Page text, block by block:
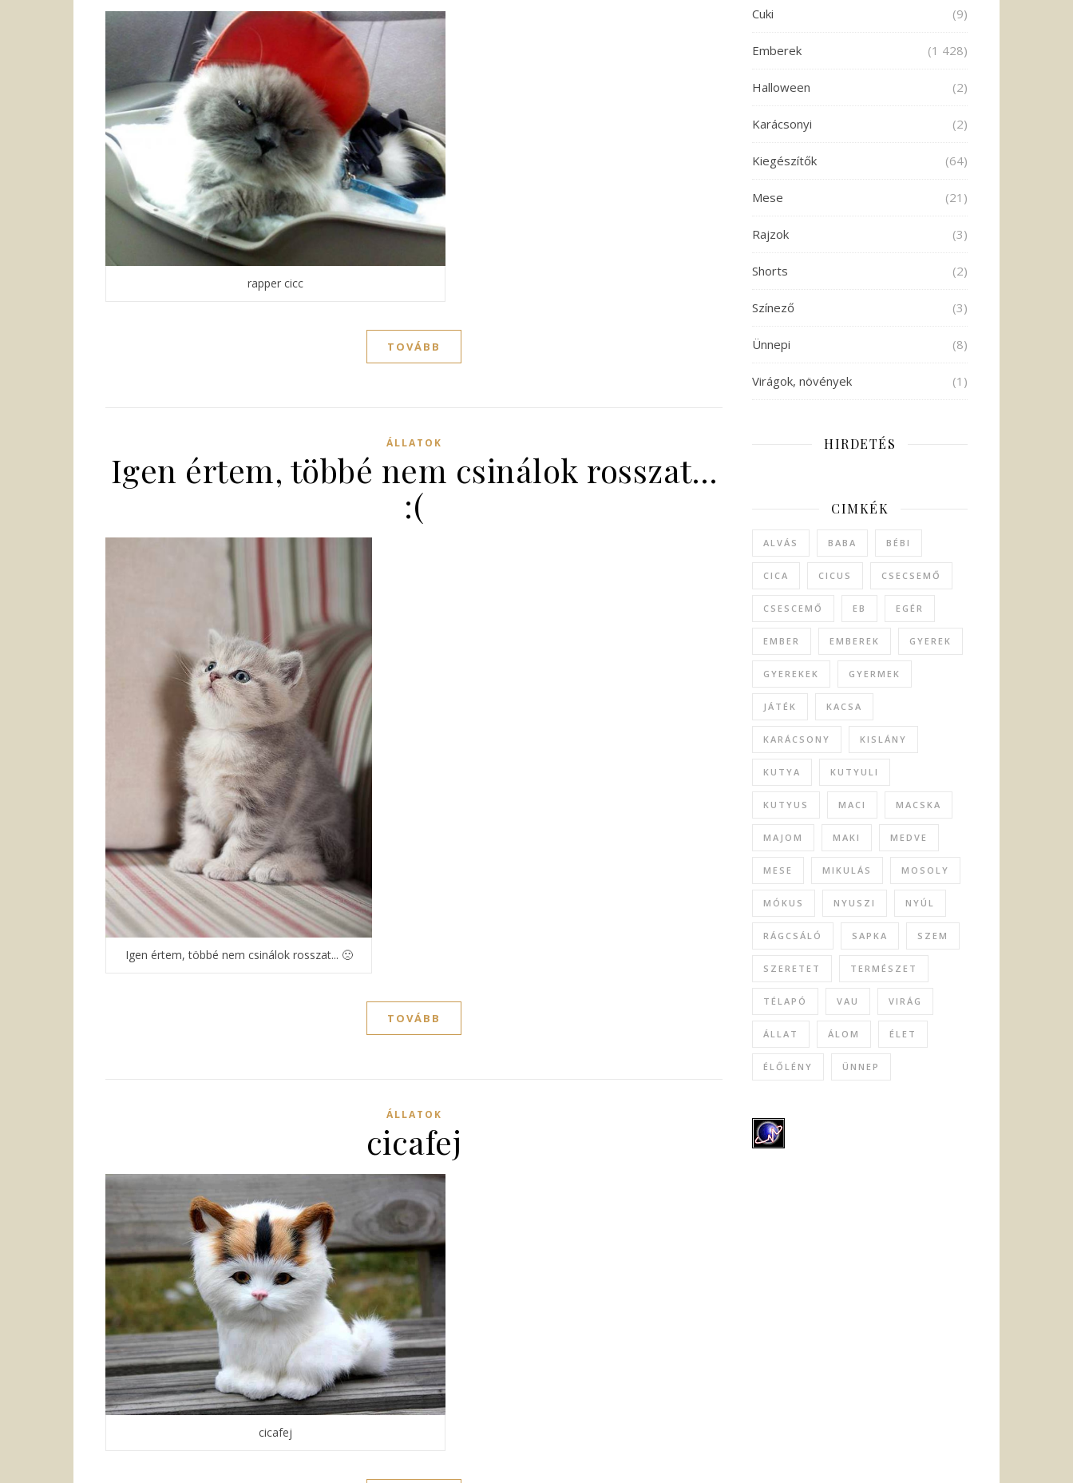
rapper cicc
TOVÁBB
ÁLLATOK
Igen értem, többé nem csinálok rosszat…
:(
Igen értem, többé nem csinálok rosszat... 🙁
TOVÁBB
ÁLLATOK
cicafej
cicafej
Cuki (9)
Emberek (1 428)
Halloween (2)
Karácsonyi (2)
Kiegészítők (64)
Mese (21)
Rajzok (3)
Shorts (2)
Színező (3)
Ünnepi (8)
Virágok, növények (1)
HIRDETÉS
CIMKÉK
ALVÁS BABA BÉBI
CICA CICUS CSECSEMŐ
CSESCEMŐ EB EGÉR
EMBER EMBEREK GYEREK
GYEREKEK GYERMEK
JÁTÉK KACSA
KARÁCSONY KISLÁNY
KUTYA KUTYULI
KUTYUS MACI MACSKA
MAJOM MAKI MEDVE
MESE MIKULÁS MOSOLY
MÓKUS NYUSZI NYÚL
RÁGCSÁLÓ SAPKA SZEM
SZERETET TERMÉSZET
TÉLAPÓ VAU VIRÁG
ÁLLAT ÁLOM ÉLET
ÉLŐLÉNY ÜNNEP